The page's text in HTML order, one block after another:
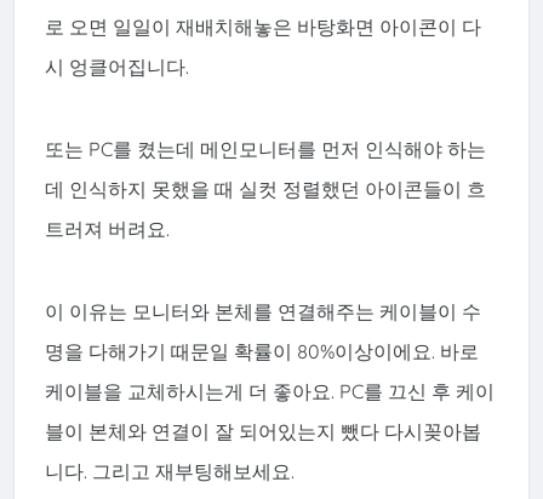
로 오면 일일이 재배치해놓은 바탕화면 아이콘이 다
시 엉클어집니다.
또는 PC를 켰는데 메인모니터를 먼저 인식해야 하는
데 인식하지 못했을 때 실컷 정렬했던 아이콘들이 흐
트러져 버려요.
이 이유는 모니터와 본체를 연결해주는 케이블이 수
명을 다해가기 때문일 확률이 80%이상이에요. 바로
케이블을 교체하시는게 더 좋아요. PC를 끄신 후 케이
블이 본체와 연결이 잘 되어있는지 뺐다 다시꽂아봅
니다. 그리고 재부팅해보세요.